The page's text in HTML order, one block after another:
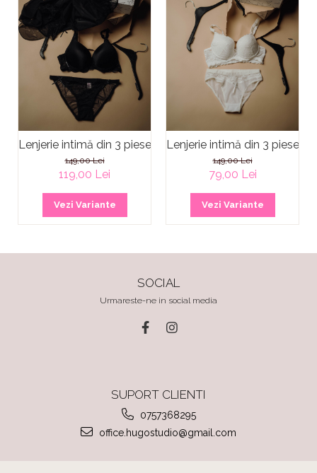
Lenjerie intimă din 3 piese Licorice Black
149,00 Lei
119,00 Lei
Vezi Variante
Lenjerie intimă din 3 piese
149,00 Lei
79,00 Lei
Vezi Variante
SOCIAL
Urmareste-ne in social media
SUPORT CLIENTI
0757368295
office.hugostudio@gmail.com